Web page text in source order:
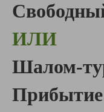
ИЛИ
Шалом-